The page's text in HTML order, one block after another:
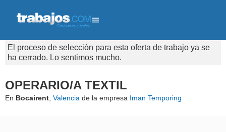
El proceso de selección para esta oferta de trabajo ya se
ha cerrado. Lo sentimos mucho.
OPERARIO/A TEXTIL
En Bocairent Valencia de la empresa Iman Temporing